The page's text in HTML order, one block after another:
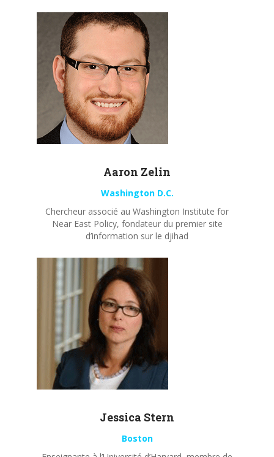
Aaron Zelin
Washington D.C.
Chercheur associé au Washington Institute for
Near East Policy, fondateur du premier site
d’information sur le djihad
Jessica Stern
Boston